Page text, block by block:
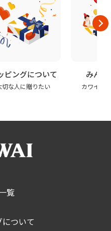
ピングについて
切な人に贈りたい
みんな
カワイの
覧
ついて